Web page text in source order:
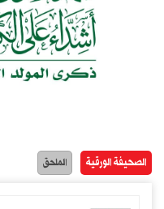
الصحيفة الورقية الملحق